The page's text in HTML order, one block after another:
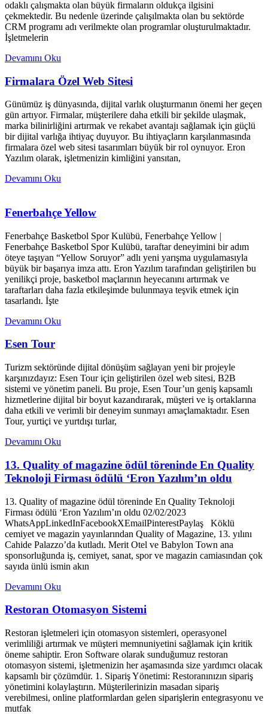
odaklı çalışmakta olan büyük firmaların oldukça ilgisini
çekmektedir. Bu nedenle üzerinde çalışılmakta olan bu sektörde
CRM programı adı verilmekte olan programlar oluşturulmaktadır.
İşletmelerin
Devamını Oku
Firmalara Özel Web Sitesi
Günümüz iş dünyasında, dijital varlık oluşturmanın önemi her geçen
gün artıyor. Firmalar, müşterilere daha etkili bir şekilde ulaşmak,
marka bilinirliğini artırmak ve rekabet avantajı sağlamak için güçlü
bir dijital varlığa ihtiyaç duyuyor. Bu ihtiyaçların karşılanmasında
firmalara özel web sitesi tasarımları büyük bir rol oynuyor. Eron
Yazılım olarak, işletmenizin kimliğini yansıtan,
Devamını Oku
Fenerbahçe Yellow
Fenerbahçe Basketbol Spor Kulübü, Fenerbahçe Yellow |
Fenerbahçe Basketbol Spor Kulübü, taraftar deneyimini bir adım
öteye taşıyan “Yellow Soruyor” adlı yeni yarışma uygulamasıyla
büyük bir başarıya imza attı. Eron Yazılım tarafından geliştirilen bu
yenilikçi proje, basketbol maçlarının heyecanını artırmak ve
taraftarları daha fazla etkileşimde bulunmaya teşvik etmek için
tasarlandı. İşte
Devamını Oku
Esen Tour
Turizm sektöründe dijital dönüşüm sağlayan yeni bir projeyle
karşınızdayız: Esen Tour için geliştirilen özel web sitesi, B2B
sistemi ve yönetim paneli. Bu proje, Esen Tour’un geniş kapsamlı
hizmetlerine dijital bir boyut kazandırarak, müşteri ve iş ortaklarına
daha etkili ve verimli bir deneyim sunmayı amaçlamaktadır. Esen
Tour, yurtiçi ve yurtdışı turlar,
Devamını Oku
13. Quality of magazine ödül töreninde En Quality
Teknoloji Firması ödülü ‘Eron Yazılım’ın oldu
13. Quality of magazine ödül töreninde En Quality Teknoloji
Firması ödülü ‘Eron Yazılım’ın oldu 02/02/2023
WhatsAppLinkedInFacebookXEmailPinterestPaylaş Köklü
cemiyet ve magazin yayınlarından Quality of Magazine, 13. yılını
Cahide Palazzo’da kutladı. Merit Otel ve Babylon Town ana
sponsorluğunda iş, cemiyet, sanat, spor ve magazin camiasından çok
sayıda ünlü ismin akın
Devamını Oku
Restoran Otomasyon Sistemi
Restoran işletmeleri için otomasyon sistemleri, operasyonel
verimliliği artırmak ve müşteri memnuniyetini sağlamak için kritik
öneme sahiptir. Eron Software olarak sunduğumuz restoran
otomasyon sistemi, işletmenizin her aşamasında size yardımcı olacak
kapsamlı bir çözümdür. 1. Sipariş Yönetimi: Restoranınızın sipariş
yönetimini kolaylaştırın. Müşterilerinizin masadan sipariş
verebilmesi, online platformlardan gelen siparişlerin entegrasyonu ve
mutfak